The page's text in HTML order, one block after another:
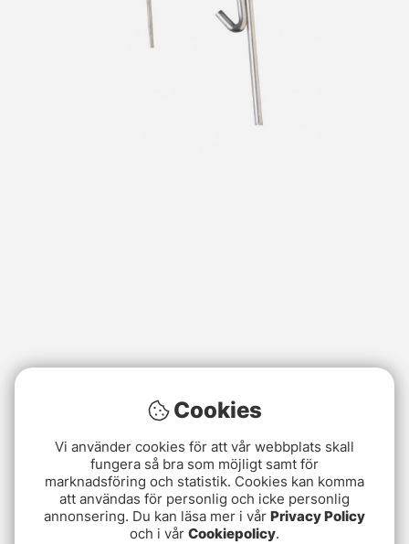
Cookies
Vi använder cookies för att vår webbplats skall
fungera så bra som möjligt samt för
marknadsföring och statistik. Cookies kan komma
att användas för personlig och icke personlig
annonsering. Du kan läsa mer i vår Privacy Policy
och i vår Cookiepolicy.